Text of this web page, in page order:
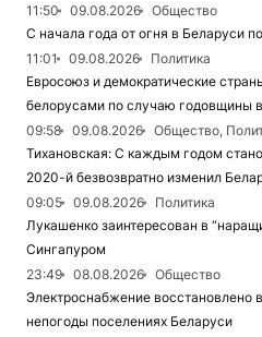
11:50
09.08.2026
Общество
С начала года от огня в Беларуси
11:01
09.08.2026
Политика
Евросоюз и демократические
белорусами по случаю годовщины
09:58
09.08.2026
Общество,
Тихановская: С каждым годом
2020-й безвозвратно изменил
09:05
09.08.2026
Политика
Лукашенко заинтересован в
Сингапуром
23:49
08.08.2026
Общество
Электроснабжение восстановлено
непогоды поселениях Беларуси